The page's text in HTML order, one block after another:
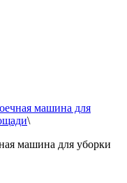
машина для
\